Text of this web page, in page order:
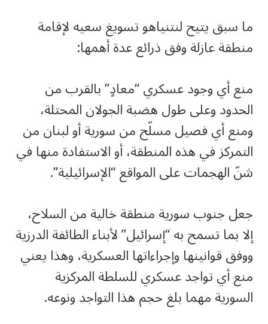
ما سبق يتيح لنتنياهو تسويغ سعيه لإقامة
منطقة عازلة وفق ذرائع عدة أهمها:
منع أي وجود عسكري “معادٍ” بالقرب من
الحدود وعلى طول هضبة الجولان المحتلة،
ومنع أي فصيل مسلّح من سورية أو لبنان من
التمركز في هذه المنطقة، أو الاستفادة منها في
شنّ الهجمات على المواقع “الإسرائيلية”.
جعل جنوب سورية منطقة خالية من السلاح،
إلا بما تسمح به “إسرائيل” لأبناء الطائفة الدرزية
ووفق قوانينها وإجراءاتها العسكرية، وهذا يعني
منع أي تواجد عسكري للسلطة المركزية
السورية مهما بلغ حجم هذا التواجد ونوعه.